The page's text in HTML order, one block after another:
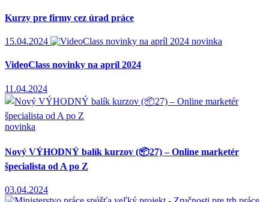
Kurzy pre firmy cez úrad práce
15.04.2024 novinka
VideoClass novinky na apríl 2024
11.04.2024
novinka
Nový VÝHODNÝ balík kurzov (📦27) – Online marketér
špecialista od A po Z
03.04.2024